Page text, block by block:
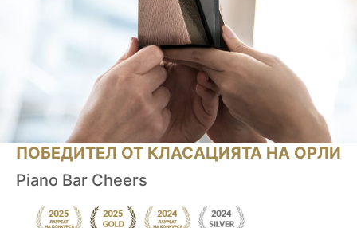
ПОБЕДИТЕЛ ОТ КЛАСАЦИЯТА НА ОРЛИ
Piano Bar Cheers